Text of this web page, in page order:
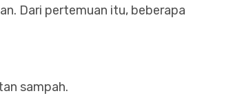
Dari pertemuan itu, beberapa
sampah.